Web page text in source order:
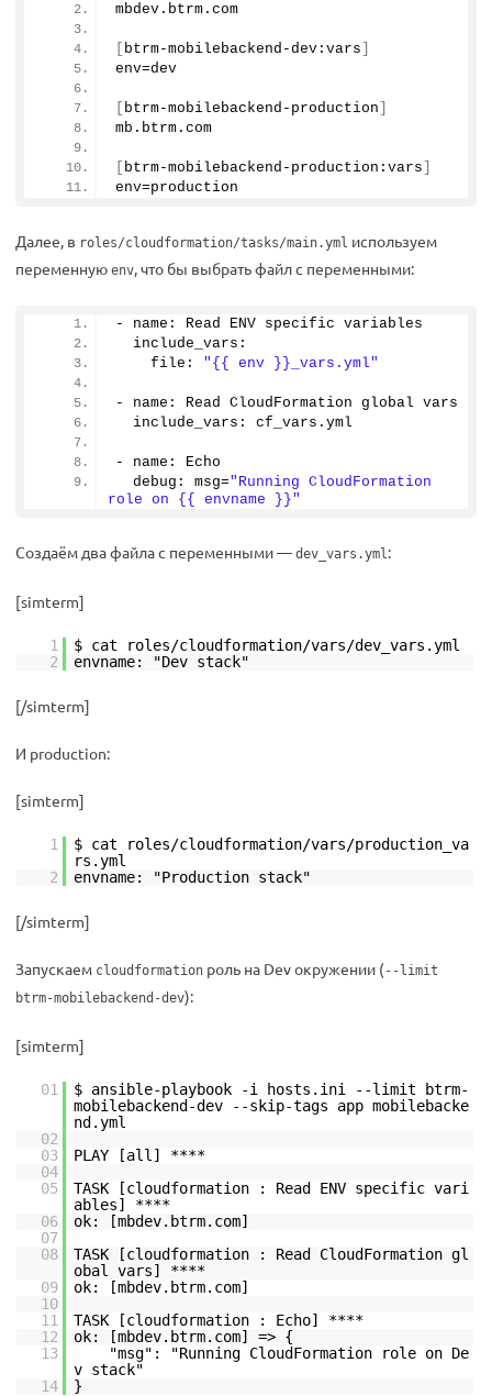
mbdev. btrm . com
btrm-mobilebackend-dev:vars
env=dev
btrm-mobilebackend-production
mb. btrm . com
btrm-mobilebackend-production:vars
env=production
Далее, в roles/cloudformation/tasks/main.yml используем
переменную env, что бы выбрать файл с переменными:
- name: Read ENV specific variables
  include_vars:
    file:
"{{ env }}_vars.yml"
- name: Read CloudFormation global vars
  include_vars: cf_vars.
yml
- name: Echo
  debug: msg=
"Running CloudFormation
role on {{ envname }}"
Создаём два файла с переменными — dev_vars.yml:
[simterm]
1
$ cat roles/cloudformation/vars/dev_vars.yml
2
envname: "Dev stack"
[/simterm]
И production:
[simterm]
1
$ cat roles/cloudformation/vars/production_va
rs.yml
2
envname: "Production stack"
[/simterm]
Запускаем cloudformation роль на Dev окружении (--limit
btrm-mobilebackend-dev):
[simterm]
01
$ ansible-playbook -i hosts.ini --limit btrm-
mobilebackend-dev --skip-tags app mobilebacke
nd.yml
02
03
PLAY [all] ****
04
05
TASK [cloudformation : Read ENV specific vari
ables] ****
06
ok: [mbdev.btrm.com]
07
08
TASK [cloudformation : Read CloudFormation gl
obal vars] ****
09
ok: [mbdev.btrm.com]
10
11
TASK [cloudformation : Echo] ****
12
ok: [mbdev.btrm.com] => {
13
"msg": "Running CloudFormation role on De
v stack"
14
}